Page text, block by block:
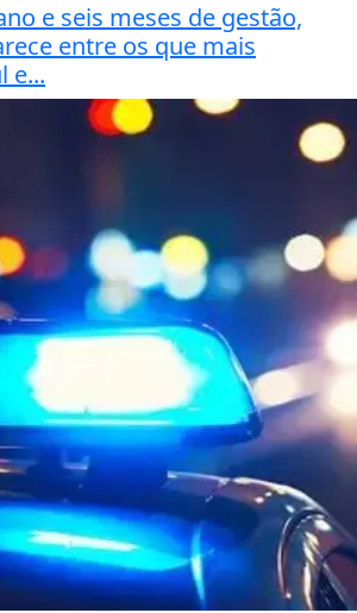
e seis meses de gestão,
entre os que mais
e...